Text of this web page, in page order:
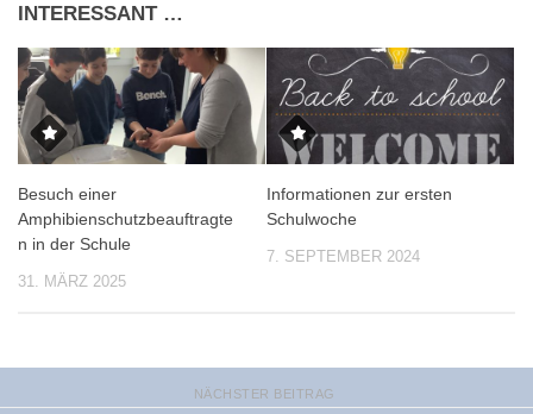
INTERESSANT …
Besuch einer
Amphibienschutzbeauftragte
n in der Schule
31. MÄRZ 2025
Informationen zur ersten
Schulwoche
7. SEPTEMBER 2024
NÄCHSTER BEITRAG